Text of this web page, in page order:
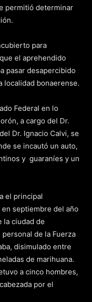
permitió determinar
para
el aprehendido
pasar desapercibido
localidad bonaerense.
Federal en lo
a cargo del Dr.
Dr. Ignacio Calvi, se
se incautó un auto,
y guaraníes y un
el principal
septiembre del año
la ciudad de
de la Fuerza
disimulado entre
de marihuana.
a cinco hombres,
por el